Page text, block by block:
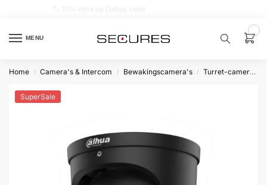
MENU
product…
Home / Camera's & Intercom / Bewakingscamera's / Turret-camera's
SuperSale